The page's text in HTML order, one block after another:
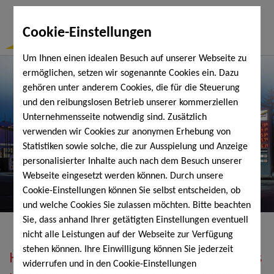
Cookie-Einstellungen
Um Ihnen einen idealen Besuch auf unserer Webseite zu
ermöglichen, setzen wir sogenannte Cookies ein. Dazu
gehören unter anderem Cookies, die für die Steuerung
und den reibungslosen Betrieb unserer kommerziellen
Unternehmensseite notwendig sind. Zusätzlich
verwenden wir Cookies zur anonymen Erhebung von
Statistiken sowie solche, die zur Ausspielung und Anzeige
personalisierter Inhalte auch nach dem Besuch unserer
Webseite eingesetzt werden können. Durch unsere
Cookie-Einstellungen können Sie selbst entscheiden, ob
und welche Cookies Sie zulassen möchten. Bitte beachten
Sie, dass anhand Ihrer getätigten Einstellungen eventuell
nicht alle Leistungen auf der Webseite zur Verfügung
stehen können. Ihre Einwilligung können Sie jederzeit
widerrufen und in den Cookie-Einstellungen
Heizöl, Diesel, Schmierstoffe, Holzpellets